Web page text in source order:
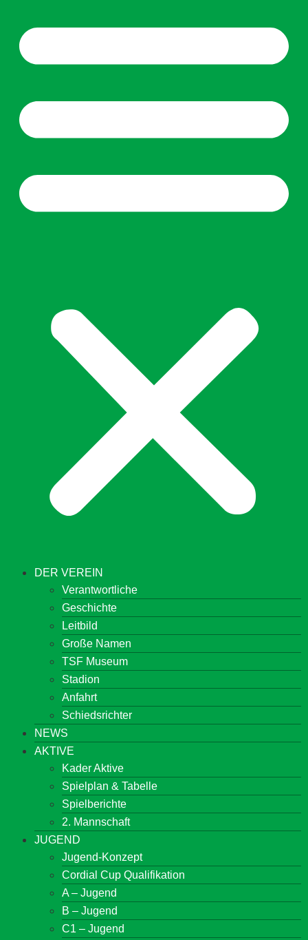
DER VEREIN
Verantwortliche
Geschichte
Leitbild
Große Namen
TSF Museum
Stadion
Anfahrt
Schiedsrichter
NEWS
AKTIVE
Kader Aktive
Spielplan & Tabelle
Spielberichte
2. Mannschaft
JUGEND
Jugend-Konzept
Cordial Cup Qualifikation
A – Jugend
B – Jugend
C1 – Jugend